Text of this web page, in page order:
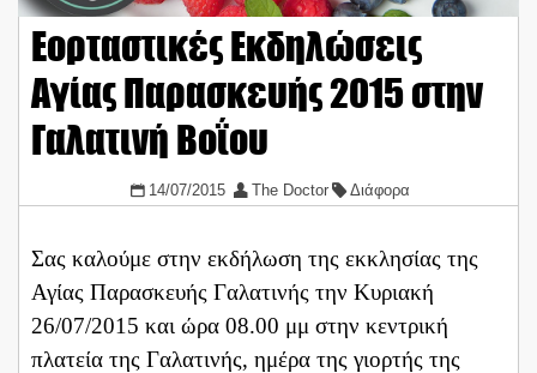
Εορταστικές Εκδηλώσεις
Αγίας Παρασκευής 2015 στην
Γαλατινή Βοΐου
14/07/2015 The Doctor Διάφορα
Σας καλούμε στην εκδήλωση της εκκλησίας της
Αγίας Παρασκευής Γαλατινής την Κυριακή
26/07/2015 και ώρα 08.00 μμ στην κεντρική
πλατεία της Γαλατινής, ημέρα της γιορτής της